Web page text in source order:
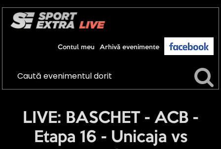
Arhivă evenimente
Contul meu
LIVE: BASCHET - ACB -
Etapa 16 - Unicaja vs